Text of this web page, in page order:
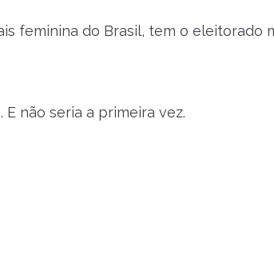
feminina do Brasil, tem o eleitorado
não seria a primeira vez.